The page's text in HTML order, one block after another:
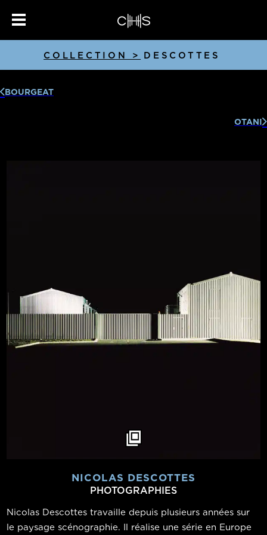
COLLECTION > DESCOTTES
BOURGEAT
OTANI
NICOLAS DESCOTTES
PHOTOGRAPHIES
Nicolas Descottes travaille depuis plusieurs années sur
le paysage scénographie. Il réalise une série en Europe